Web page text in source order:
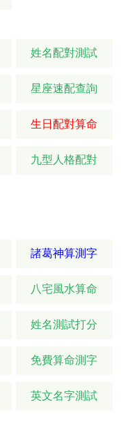
姓名配對測試
星座速配查詢
生日配對算命
九型人格配對
諸葛神算測字
八宅風水算命
姓名測試打分
免費算命測字
英文名字測試